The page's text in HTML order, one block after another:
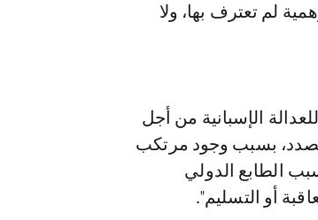
لم تعترف بها، ولا
الإسبانية من أجل
بسبب وجود مرتكب
الطابع الدولي
أو التسليم".